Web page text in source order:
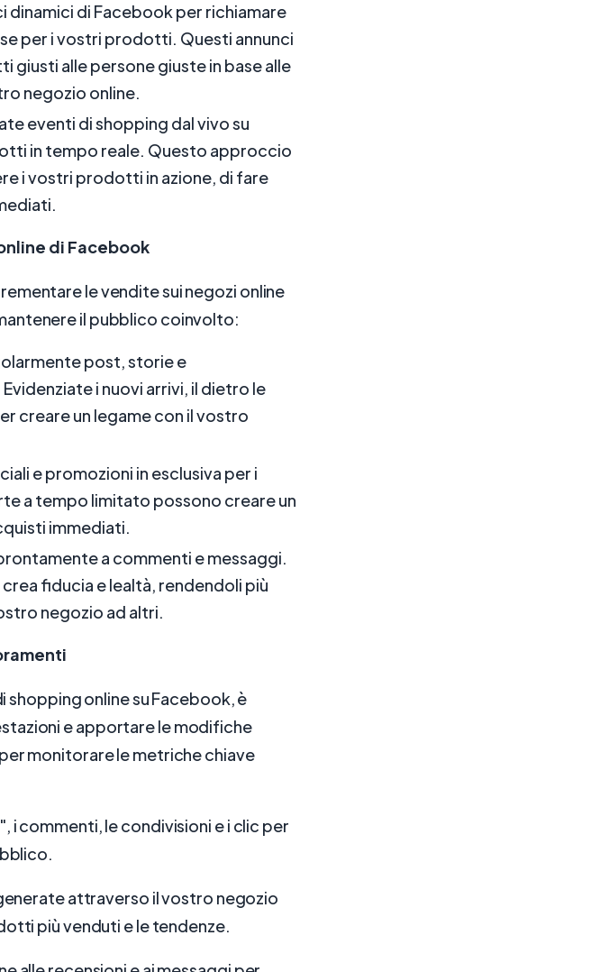
dinamici di Facebook per richiamare
per i vostri prodotti. Questi annunci
alle persone giuste in base alle
negozio online.
eventi di shopping dal vivo su
in tempo reale. Questo approccio
i vostri prodotti in azione, di fare
di Facebook
le vendite sui negozi online
il pubblico coinvolto:
post, storie e
i nuovi arrivi, il dietro le
creare un legame con il vostro
e promozioni in esclusiva per i
a tempo limitato possono creare un
immediati.
a commenti e messaggi.
fiducia e lealtà, rendendoli più
negozio ad altri.
online su Facebook, è
e apportare le modifiche
monitorare le metriche chiave
i commenti, le condivisioni e i clic per
attraverso il vostro negozio
più venduti e le tendenze.